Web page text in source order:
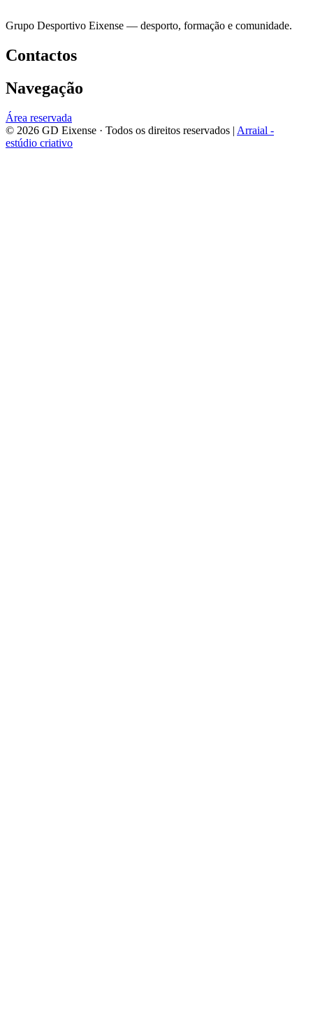
Grupo Desportivo Eixense — desporto, formação e comunidade.
Contactos
Navegação
Área reservada
© 2026 GD Eixense · Todos os direitos reservados | Arraial -
estúdio criativo